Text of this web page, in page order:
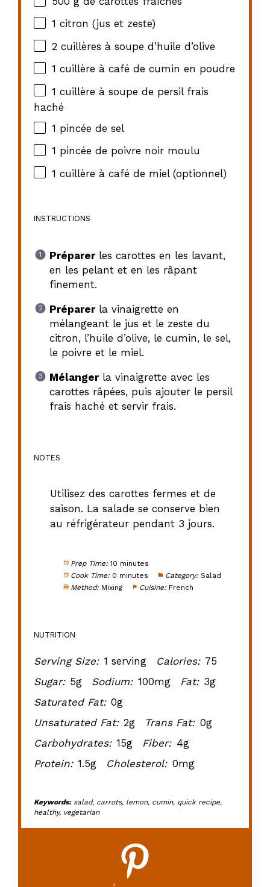
1 citron (jus et zeste)
2 cuillères à soupe d’huile d’olive
1 cuillère à café de cumin en poudre
1 cuillère à soupe de persil frais
haché
1 pincée de sel
1 pincée de poivre noir moulu
1 cuillère à café de miel (optionnel)
INSTRUCTIONS
Préparerles carottes en les lavant,
en les pelant et en les râpant
finement.
Préparerla vinaigrette en
mélangeant le jus et le zeste du
citron, l’huile d’olive, le cumin, le sel,
le poivre et le miel.
Mélangerla vinaigrette avec les
carottes râpées, puis ajouter le persil
frais haché et servir frais.
NOTES
Utilisez des carottes fermes et de
saison. La salade se conserve bien
au réfrigérateur pendant 3 jours.
Prep Time: 10 minutes
Cook Time: 0 minutes Category: Salad
Method: Mixing Cuisine: French
NUTRITION
Serving Size: 1 serving Calories: 75
Sugar: 5g Sodium: 100mg Fat: 3g
Saturated Fat: 0g
Unsaturated Fat: 2g Trans Fat: 0g
Carbohydrates: 15g Fiber: 4g
Protein: 1.5g Cholesterol: 0mg
Keywords:salad, carrots, lemon, cumin, quick recipe,
healthy, vegetarian